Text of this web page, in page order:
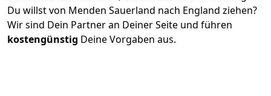
Du willst von Menden Sauerland nach England ziehen?
Wir sind Dein Partner an Deiner Seite und führen
kostengünstig Deine Vorgaben aus.